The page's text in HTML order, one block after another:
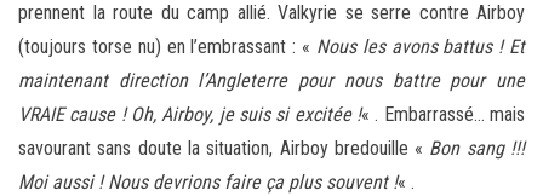
prennent la route du camp allié. Valkyrie se serre contre Airboy
(toujours torse nu) en l’embrassant : « Nous les avons battus ! Et
maintenant direction l’Angleterre pour nous battre pour une
VRAIE cause ! Oh, Airboy, je suis si excitée !« . Embarrassé… mais
savourant sans doute la situation, Airboy bredouille « Bon sang !!!
Moi aussi ! Nous devrions faire ça plus souvent !« .